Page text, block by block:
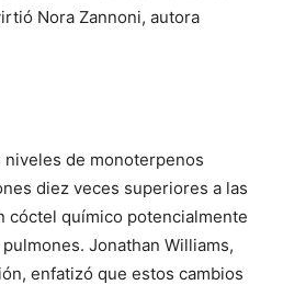
Nora Zannoni, autora
de monoterpenos
diez veces superiores a las
cóctel químico potencialmente
Jonathan Williams,
enfatizó que estos cambios